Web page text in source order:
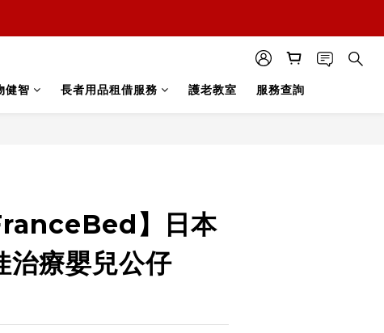
健智 長者用品租借服務 護老教室 服務查詢
】日本
治療嬰兒公仔